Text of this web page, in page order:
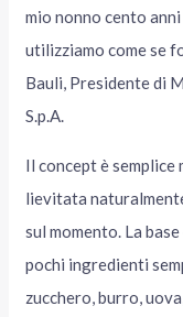
mio nonno cento
utilizziamo come se
Bauli, Presidente di
S.p.A.
Il concept è semplice
lievitata
sul momento. La
pochi ingredienti
zucchero, burro,